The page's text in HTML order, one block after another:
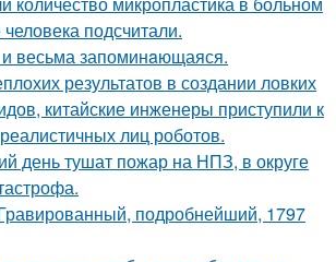
подсчитали.
весьма запоминaющаяся.
результатов в создании ловких
китайские инженеры приступили к
лиц роботов.
день тушат пожар на НПЗ, в округе
подробнейший, 1797